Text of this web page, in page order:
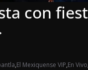
con
,El Mexiquense VIP,En Vivo